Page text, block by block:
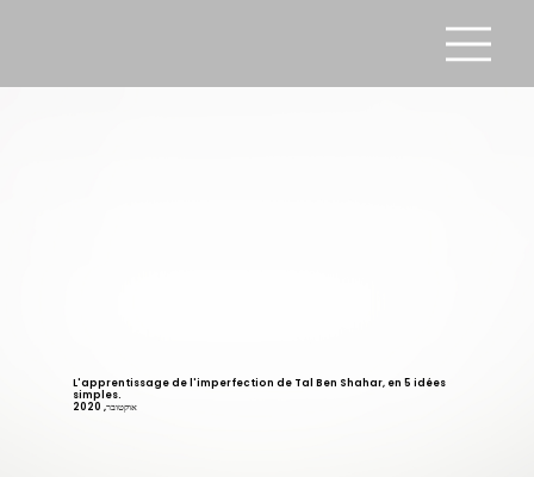
L'apprentissage de l'imperfection de Tal Ben Shahar, en 5 idées
simples.
אוקטובר, 2020